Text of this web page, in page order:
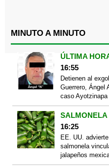
MINUTO A MINUTO
ÚLTIMA
16:55
Detienen al
Guerrero, Ángel
caso Ayotzinapa
SALMONELA
16:25
EE. UU.
salmonela
jalapeños